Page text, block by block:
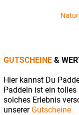
GUTSCHEINE &
Hier kannst Du
Paddeln ist ein
solches Erlebnis
unserer Gutscheine.